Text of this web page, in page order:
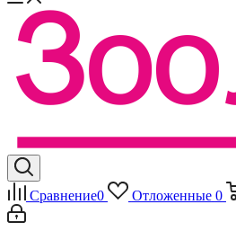
Сравнение0 Отложенные 0